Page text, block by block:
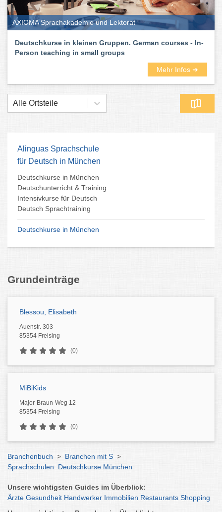
AXIOMA Sprachakademie und Lektorat
Deutschkurse in kleinen Gruppen. German courses - In-
Person teaching in small groups
Mehr Infos ➜
Alle Ortsteile
Alinguas Sprachschule
für Deutsch in München
Deutschkurse in München
Deutschunterricht & Training
Intensivkurse für Deutsch
Deutsch Sprachtraining
Deutschkurse in München
Grundeinträge
Blessou, Elisabeth
Auenstr. 303
85354 Freising
(0)
MiBiKids
Major-Braun-Weg 12
85354 Freising
(0)
Branchenbuch > Branchen mit S >
Sprachschulen: Deutschkurse München
Unsere wichtigsten Guides im Überblick:
Ärzte Gesundheit Handwerker Immobilien Restaurants Shopping